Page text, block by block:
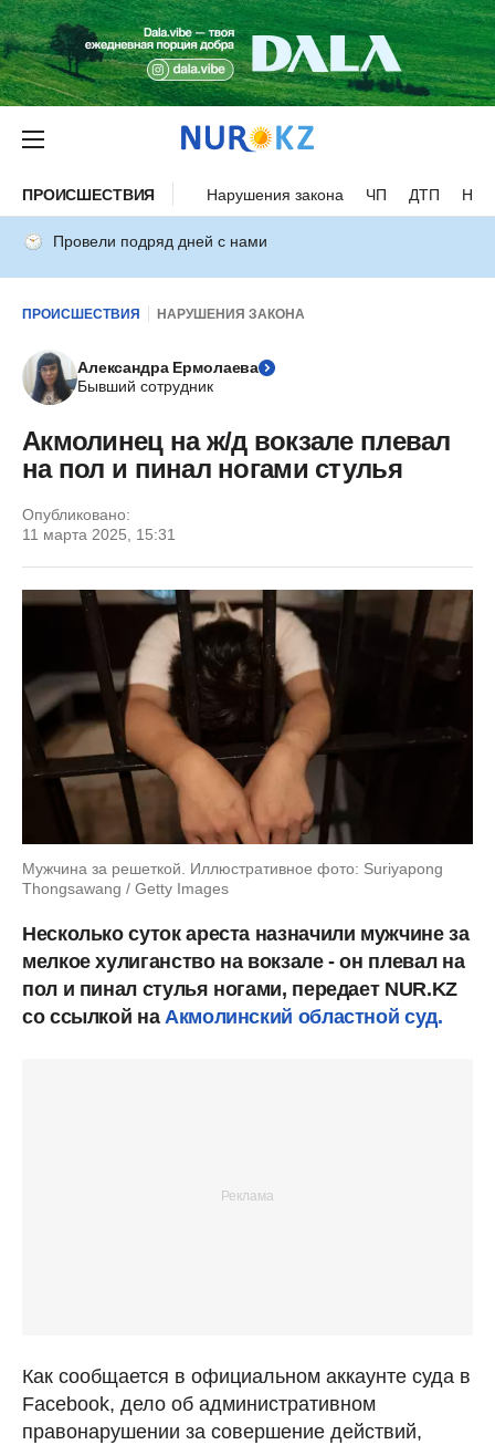
ПРОИСШЕСТВИЯ Нарушения закона ЧП ДТП
Провели подряд дней с нами
ПРОИСШЕСТВИЯ НАРУШЕНИЯ ЗАКОНА
Александра Ермолаева
Бывший сотрудник
Акмолинец на ж/д вокзале плевал
на пол и пинал ногами стулья
Опубликовано:
11 марта 2025, 15:31
Мужчина за решеткой. Иллюстративное фото: Suriyapong
Thongsawang / Getty Images
Несколько суток ареста назначили мужчине за
мелкое хулиганство на вокзале - он плевал на
пол и пинал стулья ногами, передает NUR.KZ
со ссылкой на Акмолинский областной суд.
Как сообщается в официальном аккаунте суда в
Facebook, дело об административном
правонарушении за совершение действий,